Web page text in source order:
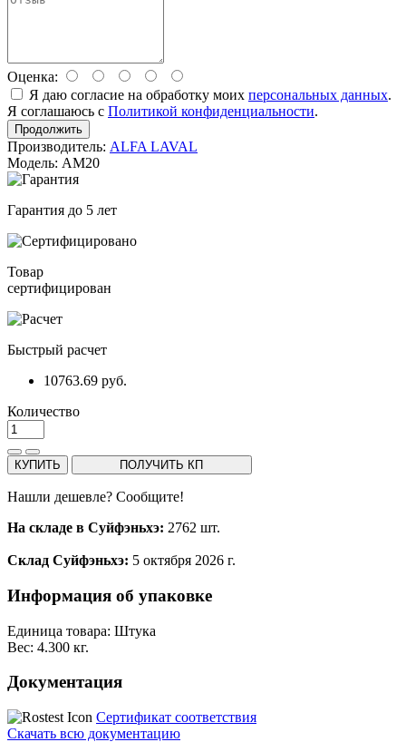
Оценка:
Я даю согласие на обработку моих персональных данных.
Я соглашаюсь с Политикой конфиденциальности.
Продолжить
Производитель: ALFA LAVAL
Модель: AM20
Гарантия до 5 лет
Товар
сертифицирован
Быстрый расчет
10763.69 руб.
Количество
КУПИТЬ ПОЛУЧИТЬ КП
Нашли дешевле? Сообщите!
На складе в Суйфэньхэ: 2762 шт.
Склад Суйфэньхэ: 5 октября 2026 г.
Информация об упаковке
Единица товара: Штука
Вес: 4.300 кг.
Документация
Сертификат соответствия
Скачать всю документацию